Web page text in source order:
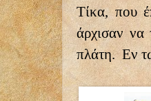
Τίκα, που
άρχισαν να
πλάτη. Εν